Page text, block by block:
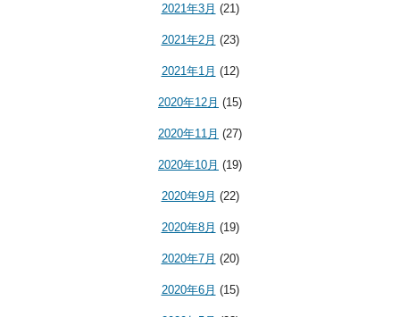
2021年3月 (21)
2021年2月 (23)
2021年1月 (12)
2020年12月 (15)
2020年11月 (27)
2020年10月 (19)
2020年9月 (22)
2020年8月 (19)
2020年7月 (20)
2020年6月 (15)